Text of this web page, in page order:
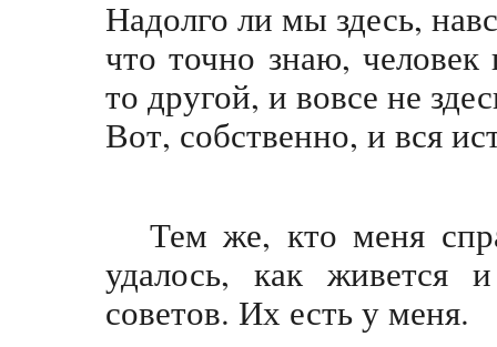
Надолго ли мы здесь,
что точно знаю, человек
то другой, и вовсе не
Вот, собственно, и вся
Тем же, кто меня
удалось, как живется
советов. Их есть у меня.